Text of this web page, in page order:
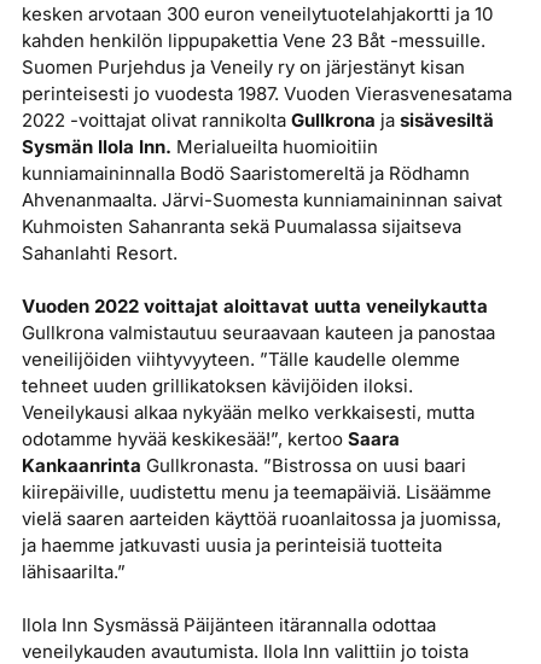
kesken arvotaan 300 euron veneilytuotelahjakortti ja 10
kahden henkilön lippupakettia Vene 23 Båt -messuille.
Suomen Purjehdus ja Veneily ry on järjestänyt kisan
perinteisesti jo vuodesta 1987. Vuoden Vierasvenesatama
2022 -voittajat olivat rannikolta Gullkrona jasisävesiltä
Sysmän Ilola Inn. Merialueilta huomioitiin
kunniamaininnalla Bodö Saaristomereltä ja Rödhamn
Ahvenanmaalta. Järvi-Suomesta kunniamaininnan saivat
Kuhmoisten Sahanranta sekä Puumalassa sijaitseva
Sahanlahti Resort.
Vuoden 2022 voittajat aloittavat uutta veneilykautta
Gullkrona valmistautuu seuraavaan kauteen ja panostaa
veneilijöiden viihtyvyyteen. ”Tälle kaudelle olemme
tehneet uuden grillikatoksen kävijöiden iloksi.
Veneilykausi alkaa nykyään melko verkkaisesti, mutta
odotamme hyvää keskikesää!”, kertoo Saara
Kankaanrinta Gullkronasta. ”Bistrossa on uusi baari
kiirepäiville, uudistettu menu ja teemapäiviä. Lisäämme
vielä saaren aarteiden käyttöä ruoanlaitossa ja juomissa,
ja haemme jatkuvasti uusia ja perinteisiä tuotteita
lähisaarilta.”
Ilola Inn Sysmässä Päijänteen itärannalla odottaa
veneilykauden avautumista. Ilola Inn valittiin jo toista